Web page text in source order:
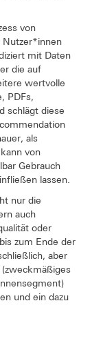
von
Nutzer*innen
mit Daten
die auf
wertvolle
PDFs,
schlägt diese
als
von
Gebrauch
lassen.
nur die
auch
oder
zum Ende der
aber
und ein dazu